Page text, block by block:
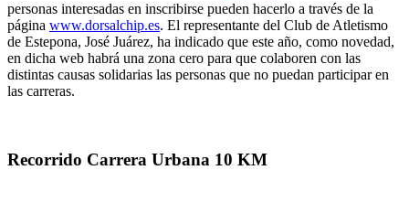
personas interesadas en inscribirse pueden hacerlo a través de la
página www.dorsalchip.es. El representante del Club de Atletismo
de Estepona, José Juárez, ha indicado que este año, como novedad,
en dicha web habrá una zona cero para que colaboren con las
distintas causas solidarias las personas que no puedan participar en
las carreras.
Recorrido Carrera Urbana 10 KM